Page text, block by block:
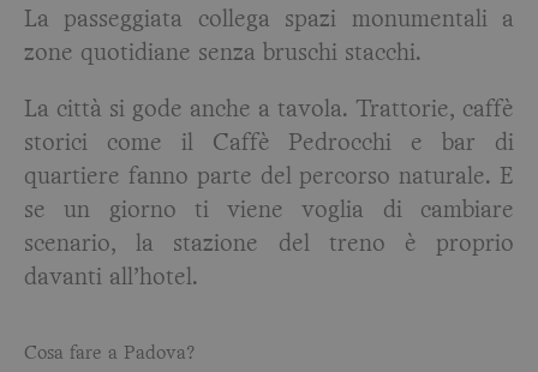
La passeggiata collega spazi monumentali a
zone quotidiane senza bruschi stacchi.
La città si gode anche a tavola. Trattorie, caffè
storici come il Caffè Pedrocchi e bar di
quartiere fanno parte del percorso naturale. E
se un giorno ti viene voglia di cambiare
scenario, la stazione del treno è proprio
davanti all’hotel.
Cosa fare a Padova?